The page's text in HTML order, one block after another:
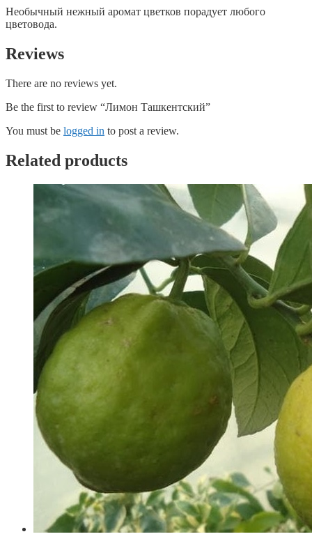
Необычный нежный аромат цветков порадует любого
цветовода.
Reviews
There are no reviews yet.
Be the first to review “Лимон Ташкентский”
You must be logged in to post a review.
Related products